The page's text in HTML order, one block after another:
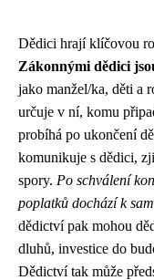
Dědici hrají klíčovou
Zákonnými dědici
jako manžel/ka, děti a
určuje v ní, komu
probíhá po ukončení
komunikuje s dědici,
spory. Po schválení
poplatků dochází k
dědictví pak mohou
dluhů, investice do
Dědictví tak může